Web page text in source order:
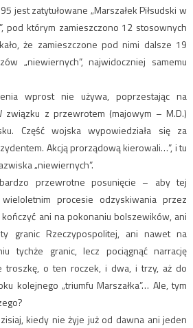
jest zatytułowane „Marszałek Piłsudski w
pod którym zamieszczono 12 stosownych
że zamieszczone pod nimi dalsze 19
„niewiernych”, najwidoczniej samemu
wprost nie używa, poprzestając na
związku z przewrotem (majowym – M.D.)
Część wojska wypowiedziała się za
Akcją prorządową kierowali…”, i tu
„niewiernych”.
przewrotne posunięcie – aby tej
procesie odzyskiwania przez
ani na pokonaniu bolszewików, ani
granic Rzeczypospolitej, ani nawet na
tychże granic, lecz pociągnąć narrację
troszkę, o ten roczek, i dwa, i trzy, aż do
kolejnego „triumfu Marszałka”… Ale, tym
kiedy nie żyje już od dawna ani jeden